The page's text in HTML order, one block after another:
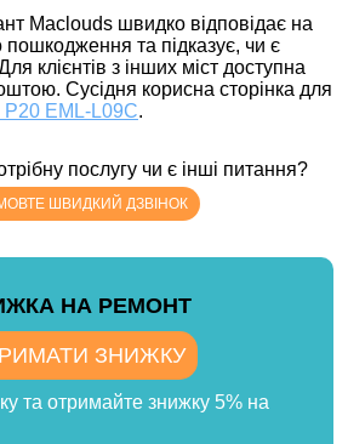
Maclouds швидко відповідає на
та підказує, чи є
клієнтів з інших міст доступна
Сусідня корисна сторінка для
P20 EML-L09C.
послугу чи є інші питання?
ШВИДКИЙ ДЗВІНОК
НА РЕМОНТ
ЗНИЖКУ
та отримайте знижку 5% на